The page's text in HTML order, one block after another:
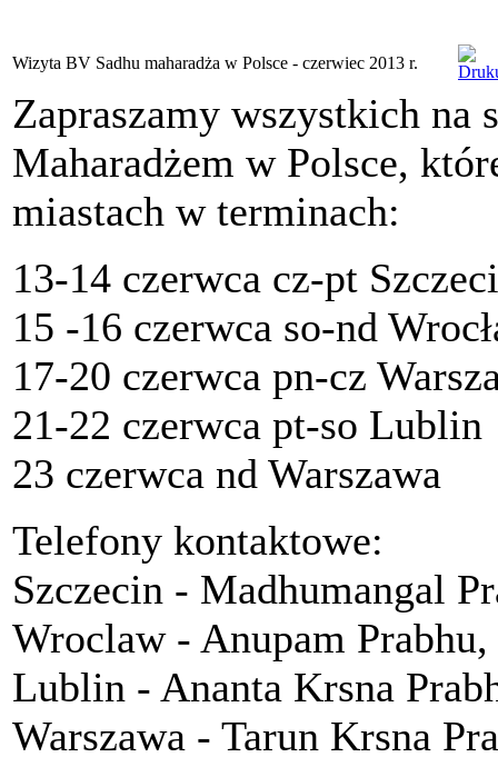
Wizyta BV Sadhu maharadża w Polsce - czerwiec 2013 r.
Zapraszamy wszystkich na
Maharadżem w Polsce,
miastach w terminach:
13-14 czerwca cz-pt
15 -16 czerwca so-nd
17-20 czerwca pn-cz
21-22 czerwca pt-so Lublin
23 czerwca nd Warszawa
Telefony kontaktowe:
Szczecin - Madhumangal
Wroclaw - Anupam
Lublin - Ananta Krsna
Warszawa - Tarun Krsna